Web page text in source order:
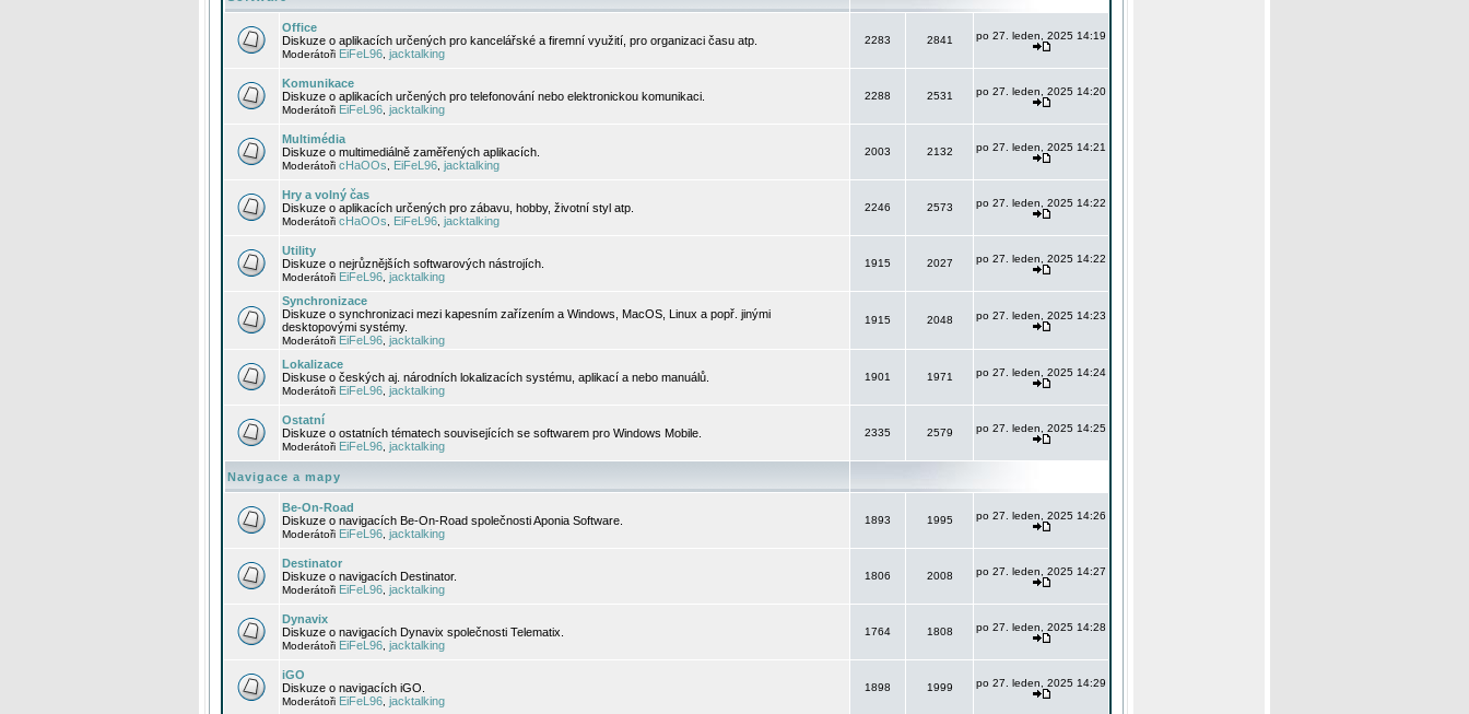
Office
Diskuze o aplikacích určených pro kancelářské a firemní využití, pro organizaci času atp.
Moderátoři EiFeL96 jacktalking
2283 2841 po 27. leden, 2025 14:19
Komunikace
Diskuze o aplikacích určených pro telefonování nebo elektronickou komunikaci.
Moderátoři EiFeL96 jacktalking
2288 2531 po 27. leden, 2025 14:20
Multimédia
Diskuze o multimediálně zaměřených aplikacích.
Moderátoři cHaOOs EiFeL96 jacktalking
2003 2132 po 27. leden, 2025 14:21
Hry a volný čas
Diskuze o aplikacích určených pro zábavu, hobby, životní styl atp.
Moderátoři cHaOOs EiFeL96 jacktalking
2246 2573 po 27. leden, 2025 14:22
Utility
Diskuze o nejrůznějších softwarových nástrojích.
Moderátoři EiFeL96 jacktalking
1915 2027 po 27. leden, 2025 14:22
Synchronizace
Diskuze o synchronizaci mezi kapesním zařízením a Windows, MacOS, Linux a popř. jinými
desktopovými systémy.
Moderátoři EiFeL96 jacktalking
1915 2048 po 27. leden, 2025 14:23
Lokalizace
Diskuse o českých aj. národních lokalizacích systému, aplikací a nebo manuálů.
Moderátoři EiFeL96 jacktalking
1901 1971 po 27. leden, 2025 14:24
Ostatní
Diskuze o ostatních tématech souvisejících se softwarem pro Windows Mobile.
Moderátoři EiFeL96 jacktalking
2335 2579 po 27. leden, 2025 14:25
Navigace a mapy
Be-On-Road
Diskuze o navigacích Be-On-Road společnosti Aponia Software.
Moderátoři EiFeL96 jacktalking
1893 1995 po 27. leden, 2025 14:26
Destinator
Diskuze o navigacích Destinator.
Moderátoři EiFeL96 jacktalking
1806 2008 po 27. leden, 2025 14:27
Dynavix
Diskuze o navigacích Dynavix společnosti Telematix.
Moderátoři EiFeL96 jacktalking
1764 1808 po 27. leden, 2025 14:28
iGO
Diskuze o navigacích iGO.
Moderátoři EiFeL96 jacktalking
1898 1999 po 27. leden, 2025 14:29